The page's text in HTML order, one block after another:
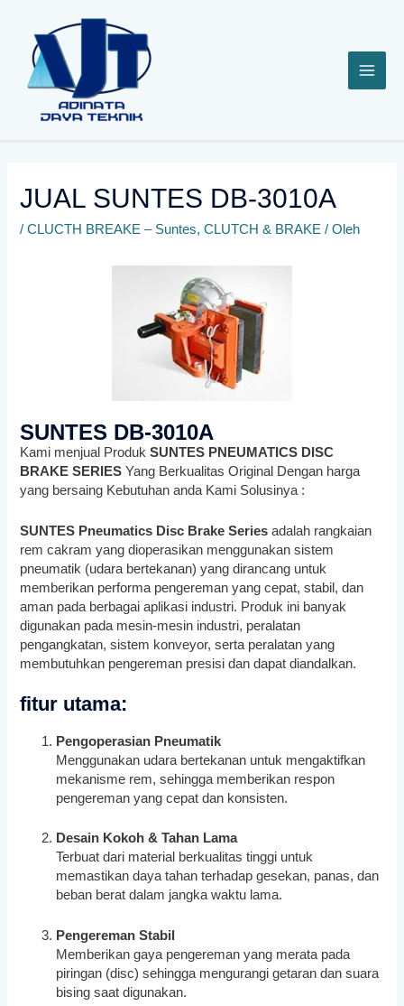
konten
JUAL SUNTES DB-3010A
/CLUCTH BREAKE – Suntes,CLUTCH & BRAKE / Oleh
SUNTES DB-3010A
Kami menjual ProdukSUNTES PNEUMATICS DISC
BRAKE SERIESYang Berkualitas Original Dengan harga
yang bersaing Kebutuhan anda Kami Solusinya :
SUNTES Pneumatics Disc Brake Series adalah rangkaian
rem cakram yang dioperasikan menggunakan sistem
pneumatik (udara bertekanan) yang dirancang untuk
memberikan performa pengereman yang cepat, stabil, dan
aman pada berbagai aplikasi industri. Produk ini banyak
digunakan pada mesin-mesin industri, peralatan
pengangkatan, sistem konveyor, serta peralatan yang
membutuhkan pengereman presisi dan dapat diandalkan.
fitur utama:
Pengoperasian Pneumatik
Menggunakan udara bertekanan untuk mengaktifkan
mekanisme rem, sehingga memberikan respon
pengereman yang cepat dan konsisten.
Desain Kokoh & Tahan Lama
Terbuat dari material berkualitas tinggi untuk
memastikan daya tahan terhadap gesekan, panas, dan
beban berat dalam jangka waktu lama.
Pengereman Stabil
Memberikan gaya pengereman yang merata pada
piringan (disc) sehingga mengurangi getaran dan suara
bising saat digunakan.